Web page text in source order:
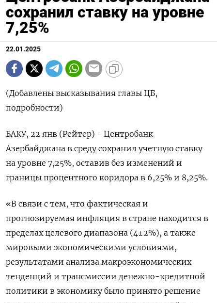
сохранил ставку на уровне
7,25%
22.01.2025
(Добавлены высказывания главы ЦБ,
подробности)
БАКУ, 22 янв (Рейтер) - Центробанк
Азербайджана в среду сохранил учетную ставку
на уровне 7,25%, оставив без изменений и
границы процентного коридора в 6,25% и 8,25%.
«В связи с тем, что фактическая и
прогнозируемая инфляция в стране находится в
пределах целевого диапазона (4±2%), а также
мировыми экономическими условиями,
результатами анализа макроэкономических
тенденций и трансмиссии денежно-кредитной
политики в экономику было принято решение